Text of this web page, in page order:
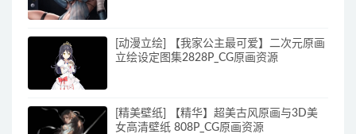
[动漫立绘] 【我家公主最可爱】二次元原画
立绘设定图集2828P_CG原画资源
[精美壁纸] 【精华】超美古风原画与3D美
女高清壁纸 808P_CG原画资源